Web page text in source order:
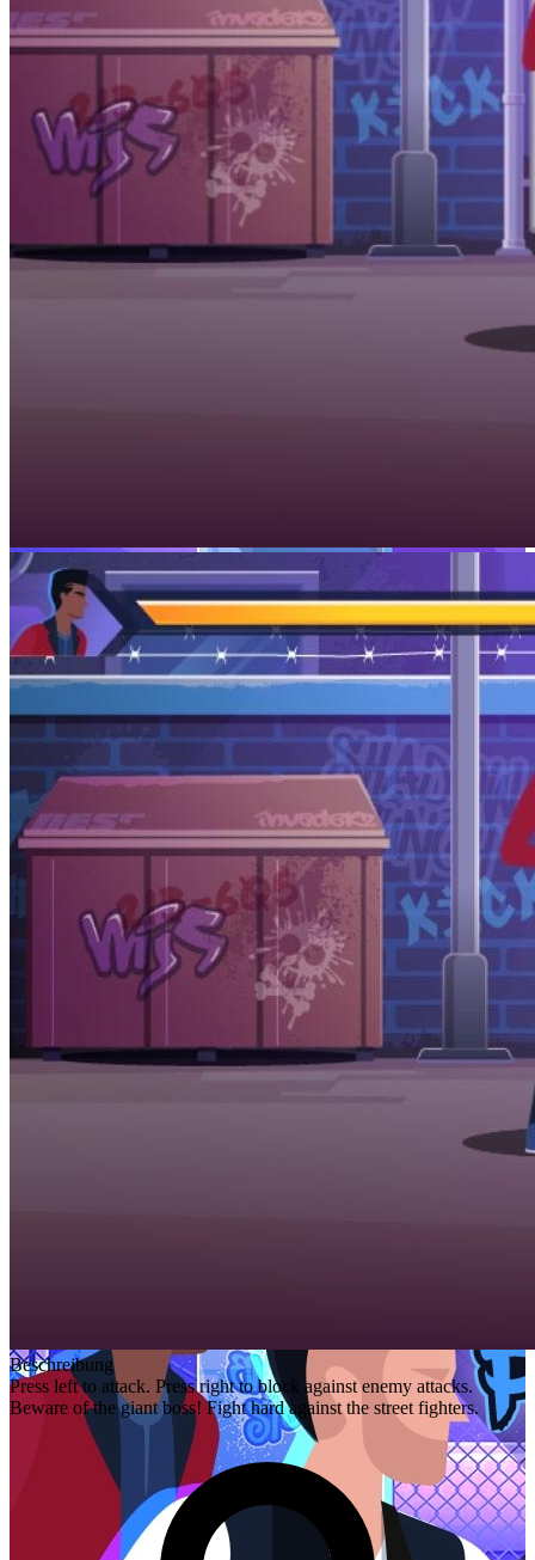
Beschreibung
Press left to attack. Press right to block against enemy attacks.
Beware of the giant boss! Fight hard against the street fighters.